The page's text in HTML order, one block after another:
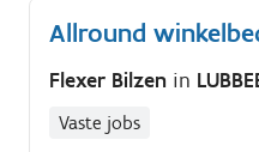
Allround
Flexer Bilzen in
Vaste jobs